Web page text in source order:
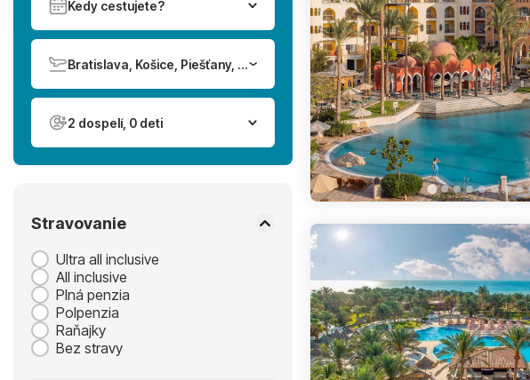
Kedy cestujete?
Bratislava, Košice, Piešťany, Poprad
2 dospelí, 0 deti
Stravovanie
Ultra all inclusive
All inclusive
Plná penzia
Polpenzia
Raňajky
Bez stravy